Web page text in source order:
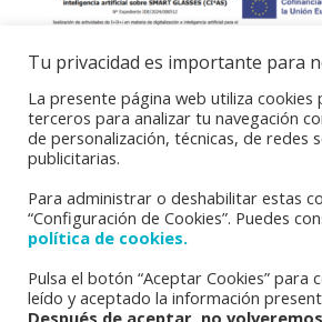
Inicio
Aviso
Tu privacidad es importante para
La presente página web utiliza cookies
terceros para analizar tu navegación
de personalización, técnicas, de redes
publicitarias.
Para administrar o deshabilitar estas
“Configuración de Cookies”. Puedes
política de cookies.
Pulsa el botón “Aceptar Cookies” para
leído y aceptado la información
Después de aceptar, no